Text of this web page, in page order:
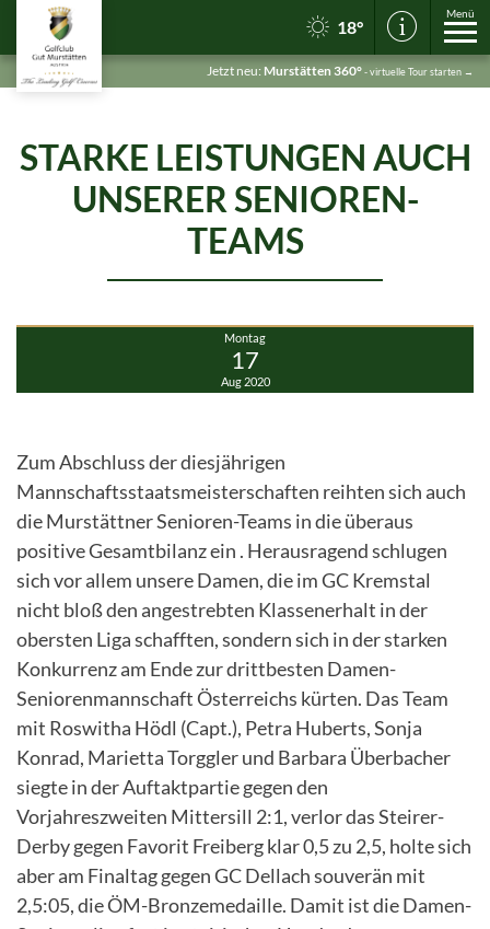
18°
Menü
Jetzt neu: Murstätten 360°- virtuelle Tour starten →
SkipSTARKE LEISTUNGEN AUCH
UNSERER SENIOREN-
TEAMS
Montag
17
Aug 2020
Zum Abschluss der diesjährigen
Mannschaftsstaatsmeisterschaften reihten sich auch
die Murstättner Senioren-Teams in die überaus
positive Gesamtbilanz ein . Herausragend schlugen
sich vor allem unsere Damen, die im GC Kremstal
nicht bloß den angestrebten Klassenerhalt in der
obersten Liga schafften, sondern sich in der starken
Konkurrenz am Ende zur drittbesten Damen-
Seniorenmannschaft Österreichs kürten. Das Team
mit Roswitha Hödl (Capt.), Petra Huberts, Sonja
Konrad, Marietta Torggler und Barbara Überbacher
siegte in der Auftaktpartie gegen den
Vorjahreszweiten Mittersill 2:1, verlor das Steirer-
Derby gegen Favorit Freiberg klar 0,5 zu 2,5, holte sich
aber am Finaltag gegen GC Dellach souverän mit
2,5:05, die ÖM-Bronzemedaille. Damit ist die Damen-